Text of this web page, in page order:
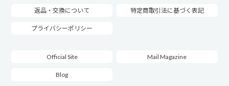
返品・交換について 特定商取引法に基づく表記
プライバシーポリシー
Official Site Mail Magazine
Blog